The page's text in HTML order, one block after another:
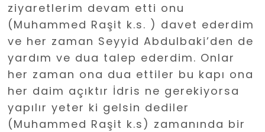
ziyaretlerim devam etti onu
(Muhammed Raşit k.s. ) davet ederdim
ve her zaman Seyyid Abdulbaki’den de
yardım ve dua talep ederdim. Onlar
her zaman ona dua ettiler bu kapı ona
her daim açıktır İdris ne gerekiyorsa
yapılır yeter ki gelsin dediler
(Muhammed Raşit k.s) zamanında bir